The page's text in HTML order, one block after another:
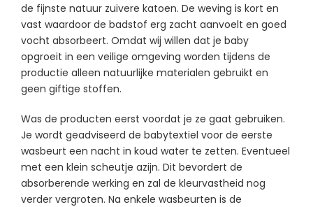
de fijnste natuur zuivere katoen. De weving is kort en
vast waardoor de badstof erg zacht aanvoelt en goed
vocht absorbeert. Omdat wij willen dat je baby
opgroeit in een veilige omgeving worden tijdens de
productie alleen natuurlijke materialen gebruikt en
geen giftige stoffen.
Was de producten eerst voordat je ze gaat gebruiken.
Je wordt geadviseerd de babytextiel voor de eerste
wasbeurt een nacht in koud water te zetten. Eventueel
met een klein scheutje azijn. Dit bevordert de
absorberende werking en zal de kleurvastheid nog
verder vergroten. Na enkele wasbeurten is de